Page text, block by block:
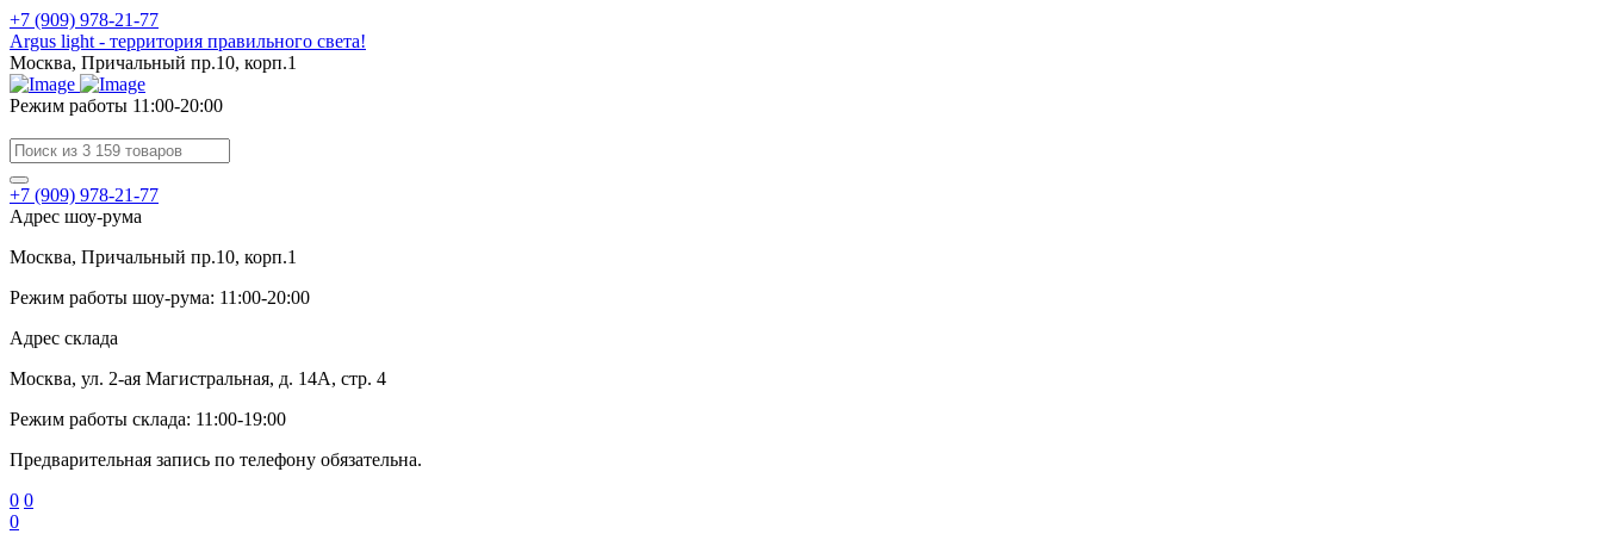
+7 (909) 978-21-77
Argus light - территория правильного света!
Москва, Причальный пр.10, корп.1
Режим работы 11:00-20:00
+7 (909) 978-21-77
Адрес шоу-рума
Москва, Причальный пр.10, корп.1
Режим работы шоу-рума: 11:00-20:00
Адрес склада
Москва, ул. 2-ая Магистральная, д. 14А, стр. 4
Режим работы склада: 11:00-19:00
Предварительная запись по телефону обязательна.
0 0
0